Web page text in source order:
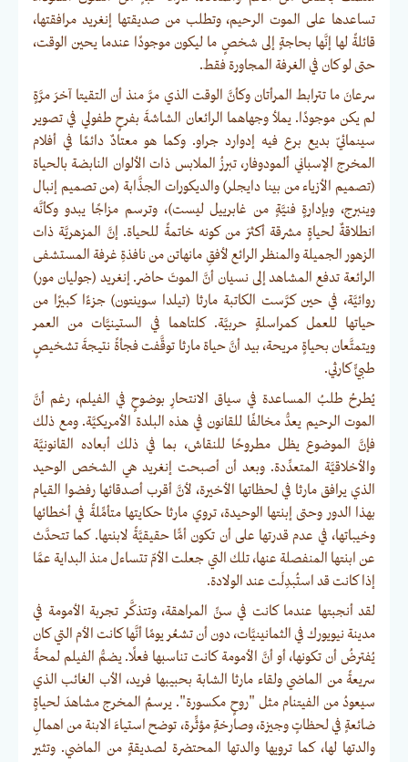
تساعدها على الموت الرحيم، وتطلب من صديقتها إنغريد مرافقتها،
قائلةً لها إنَّها بحاجةٍ إلى شخصٍ ما ليكون موجودًا عندما يحين الوقت،
حتى لو كان في الغرفة المجاورة فقط.
سرعانَ ما تترابط المرأتان وكأنَّ الوقت الذي مرَّ منذ أن التقيتا آخرَ مرَّةٍ
لم يكن موجودًا. يملأ وجهاهما الرائعان الشاشةَ بفرحٍ طفولي في تصوير
سينمائيّ بديع برع فيه إدوارد جراو. وكما هو معتادٌ دائمًا في أفلام
المخرج الإسباني ألمودوفار، تبرزُ الملابس ذات الألوان النابضة بالحياة
(تصميم الأزياء من بينا دايجلر) والديكورات الجذَّابة (من تصميم إنبال
وينبرج، وبإدارةٍ فنيَّةٍ من غابرييل ليست)، وترسم مزاجًا يبدو وكأنَّه
انطلاقةٌ لحياةٍ مشرقة أكثرَ من كونه خاتمةً للحياة. إنَّ المزهريَّة ذات
الزهور الجميلة والمنظر الرائع لأفقِ مانهاتن من نافذةِ غرفة المستشفى
الرائعة تدفع المشاهد إلى نسيان أنَّ الموتَ حاضر. إنغريد (جوليان مور)
روائيَّة، في حين كرَّست الكاتبة مارثا (تيلدا سوينتون) جزءًا كبيرًا من
حياتها للعمل كمراسلةٍ حربيَّة. كلتاهما في الستينيَّات من العمر
ويتمتَّعان بحياةٍ مريحة، بيد أنَّ حياة مارثا توقَّفت فجأةً نتيجةَ تشخيصٍ
طبيٍّ كارثي.
يُطرحُ طلبُ المساعدة في سياق الانتحارِ بوضوحٍ في الفيلم، رغم أنَّ
الموت الرحيم يعدُّ مخالفًا للقانون في هذه البلدة الأمريكيَّة. ومع ذلك
فإنَّ الموضوع يظل مطروحًا للنقاش، بما في ذلك أبعاده القانونيَّة
والأخلاقيَّة المتعدِّدة. وبعد أن أصبحت إنغريد هي الشخص الوحيد
الذي يرافق مارثا في لحظاتها الأخيرة، لأنَّ أقرب أصدقائها رفضوا القيام
بهذا الدور وحتى إبنتها الوحيدة، تروي مارثا حكايتها متأمِّلةً في أخطائها
وخيباتها، في عدم قدرتها على أن تكون أمًّا حقيقيَّةً لابنتها. كما تتحدَّث
عن ابنتها المنفصلة عنها، تلك التي جعلت الأمّ تتساءل منذ البداية عمَّا
إذا كانت قد استُبدِلَت عند الولادة.
لقد أنجبتها عندما كانت في سنِّ المراهقة، وتتذكَّر تجربة الأمومة في
مدينة نيويورك في الثمانينيَّات، دون أن تشعُر يومًا أنَّها كانت الأم التي كان
يُفترضُ أن تكونها، أو أنَّ الأمومة كانت تناسبها فعلًا. يضمُّ الفيلم لمحةً
سريعةً من الماضي ولقاء مارثا الشابة بحبيبها فريد، الأب الغائب الذي
سيعودُ من الفيتنام مثل "روحٍ مكسورة". يرسمُ المخرج مشاهدَ لحياةٍ
ضائعةٍ في لحظاتٍ وجيزة، وصارخةٍ مؤثِّرة، توضح استياءَ الابنة من اهمالِ
والدتها لها، كما ترويها والدتها المحتضرة لصديقةٍ من الماضي. وتثير